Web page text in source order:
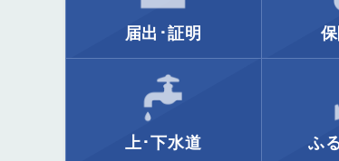
届出･証明
上･下水道 ふ